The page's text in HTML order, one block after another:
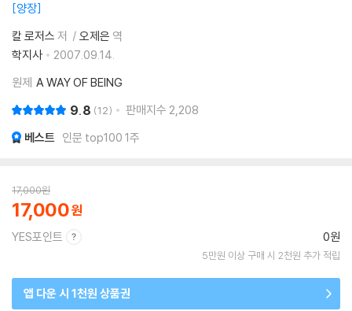
양장
칼 로저스 저 오제은 역
학지사
2007.09.14.
원제 A WAY OF BEING
9.8 12 판매지수 2,208
베스트 인문 top100 1주
17,000원
17,000
YES포인트 0원
5만원 이상 구매 시 2천원 추가 적립
앱 다운 시 1천원 상품권